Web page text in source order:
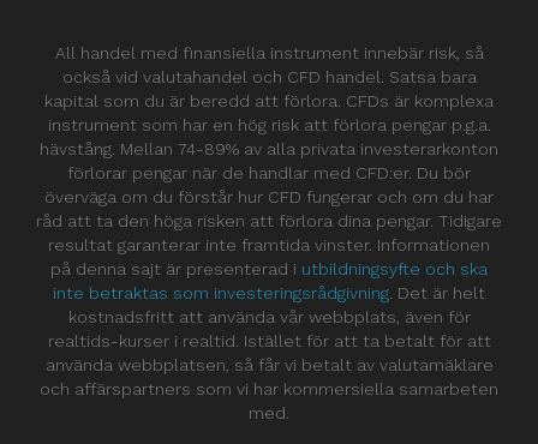
All handel med finansiella instrument innebär risk, så
också vid valutahandel och CFD handel. Satsa bara
kapital som du är beredd att förlora. CFDs är komplexa
instrument som har en hög risk att förlora pengar p.g.a.
hävstång. Mellan 74-89% av alla privata investerarkonton
förlorar pengar när de handlar med CFD:er. Du bör
överväga om du förstår hur CFD fungerar och om du har
råd att ta den höga risken att förlora dina pengar. Tidigare
resultat garanterar inte framtida vinster. Informationen
på denna sajt är presenterad i utbildningsyfte och ska
inte betraktas som investeringsrådgivning . Det är helt
kostnadsfritt att använda vår webbplats, även för
realtids-kurser i realtid. Istället för att ta betalt för att
använda webbplatsen, så får vi betalt av valutamäklare
och affärspartners som vi har kommersiella samarbeten
med.